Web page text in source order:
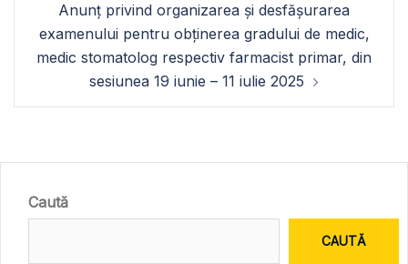
Anunț privind organizarea și desfășurarea
examenului pentru obținerea gradului de medic,
medic stomatolog respectiv farmacist primar, din
sesiunea 19 iunie – 11 iulie 2025
Caută
CAUTĂ